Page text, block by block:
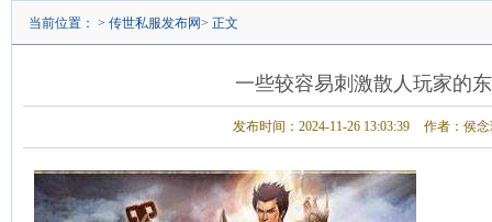
当前位置： > 传世私服发布网> 正文
一些较容易刺激散人玩家的
发布时间：2024-11-26 13:03:39 作者：侯